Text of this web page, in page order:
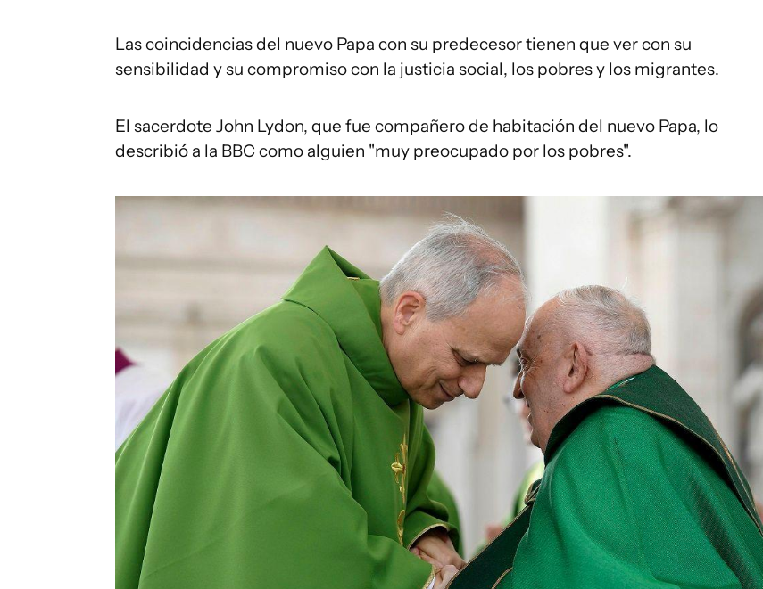
Las coincidencias del nuevo Papa con su predecesor tienen que ver con su
sensibilidad y su compromiso con la justicia social, los pobres y los migrantes.
El sacerdote John Lydon, que fue compañero de habitación del nuevo Papa, lo
describió a la BBC como alguien "muy preocupado por los pobres".